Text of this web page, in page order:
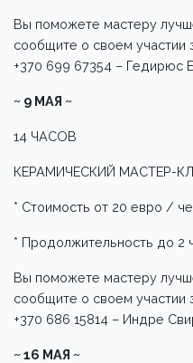
Вы поможете мастеру
сообщите о своем участии
+370 699 67354 – Гедирюс
~ 9 МАЯ ~
14 ЧАСОВ
КЕРАМИЧЕСКИЙ МАСТЕР-
* Стоимость от 20 евро /
* Продолжительность до 2
Вы поможете мастеру
сообщите о своем участии
+370 686 15814 – Индре
~ 16 МАЯ ~